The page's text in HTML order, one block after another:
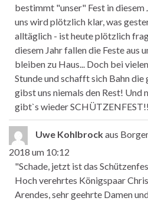
bestimmt "unser" Fest in diesem
uns wird plötzlich klar, was
alltäglich - ist heute plötzlich
diesem Jahr fallen die Feste aus
bleiben zu Haus... Doch bei
Stunde und schafft sich Bahn die
gibst uns niemals den Rest! Und
gibt`s wieder
Uwe Kohlbrockaus
2018 um 10:12
"Schade, jetzt ist das
Hoch verehrtes Königspaar
Arendes, sehr geehrte Damen